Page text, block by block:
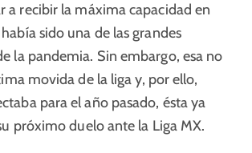
a recibir la máxima capacidad en
sido una de las grandes
la pandemia. Sin embargo, esa no
movida de la liga y, por ello,
para el año pasado, ésta ya
próximo duelo ante la Liga MX.